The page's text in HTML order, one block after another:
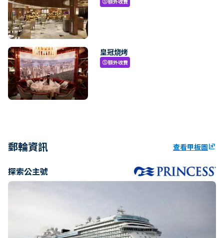
paid
皇冠烧烤
paid額外收費
郵輪資訊 查看甲板圖ungroup
探索公主號